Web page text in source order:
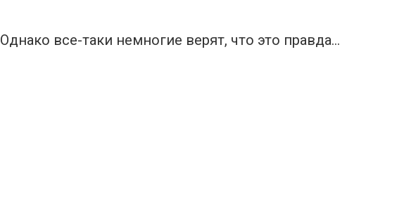
Однако все-таки немногие верят, что это правда…